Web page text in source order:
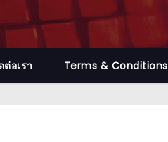
ต่อเรา Terms & Conditions